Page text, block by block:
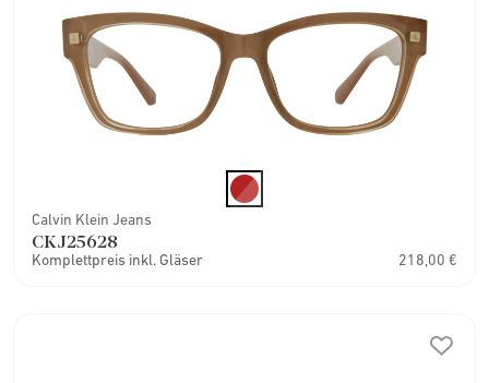
Calvin Klein Jeans
CKJ25628
Komplettpreis inkl. Gläser 218,00 €